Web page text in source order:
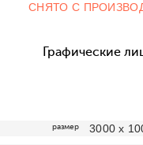
СНЯТО С
Графические
размер 3000 х